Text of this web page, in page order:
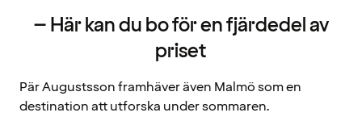
– Här kan du bo för en fjärdedel av
priset
Pär Augustsson framhäver även Malmö som en
destination att utforska under sommaren.